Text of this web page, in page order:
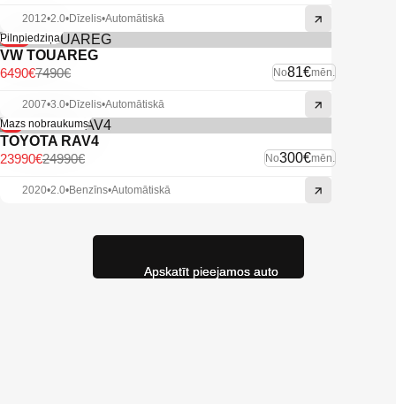
2012•2.0•Dīzelis•Automātiskā
-13%
Pilnpiedziņa
VW TOUAREG
No81€mēn.
7490€
6490€
2007•3.0•Dīzelis•Automātiskā
-4%
Mazs nobraukums
TOYOTA RAV4
No300€mēn.
24990€
23990€
2020•2.0•Benzīns•Automātiskā